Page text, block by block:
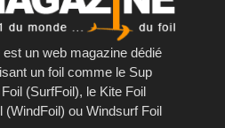
un web magazine dédié
un foil comme le Sup
(SurfFoil), le Kite Foil
(WindFoil) ou Windsurf Foil